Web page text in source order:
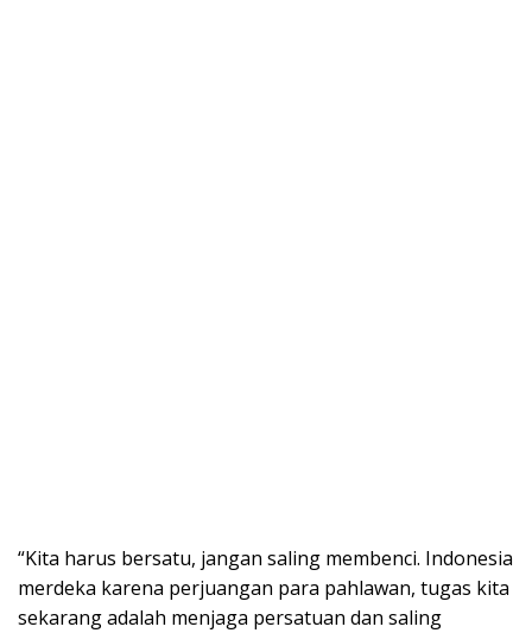
“Kita harus bersatu, jangan saling membenci. Indonesia
merdeka karena perjuangan para pahlawan, tugas kita
sekarang adalah menjaga persatuan dan saling